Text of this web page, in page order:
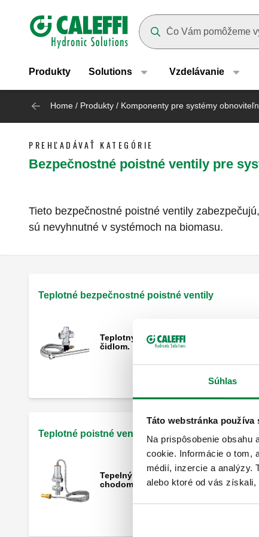
Súhlas
Táto webstránka používa
Na prispôsobenie
cookie. Informácie o tom,
médií, inzercie a analýzy.
alebo ktoré od vás
Header main navigation
Produkty Solutions Vzdelávanie
Home / Produkty / Komponenty pre systémy
PREHĽADÁVAŤ KATEGÓRIE
Bezpečnostné poistné ventily pre
Tieto bezpečnostné poistné ventily
sú nevyhnutné v systémoch na biomasu.
Teplotné bezpečnostné poistné ventily
Teplotný pretlakový ventil s dvojitým
čidlom.
Teplotné poistné ventily s automatickým plnením
Tepelný poistný ventil s pozitívnym
chodom, s automatickým plnením.